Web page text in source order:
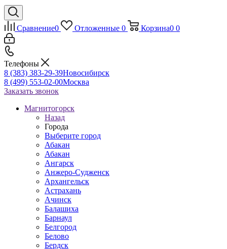
Сравнение0 Отложенные 0 Корзина0 0
Телефоны
8 (383) 383-29-39Новосибирск
8 (499) 553-02-00Москва
Заказать звонок
Магнитогорск
Назад
Города
Выберите город
Абакан
Абакан
Ангарск
Анжеро-Судженск
Архангельск
Астрахань
Ачинск
Балашиха
Барнаул
Белгород
Белово
Бердск